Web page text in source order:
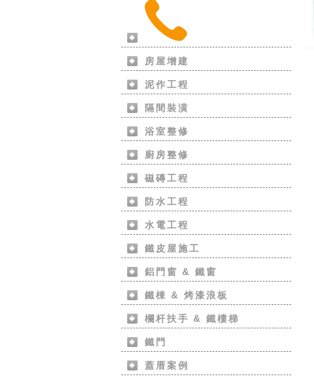
房屋增建
泥作工程
隔間裝潢
浴室整修
廚房整修
磁磚工程
防水工程
水電工程
鐵皮屋施工
鋁門窗 & 鐵窗
鐵棟 & 烤漆浪板
欄杆扶手 & 鐵樓梯
鐵門
蓋厝案例